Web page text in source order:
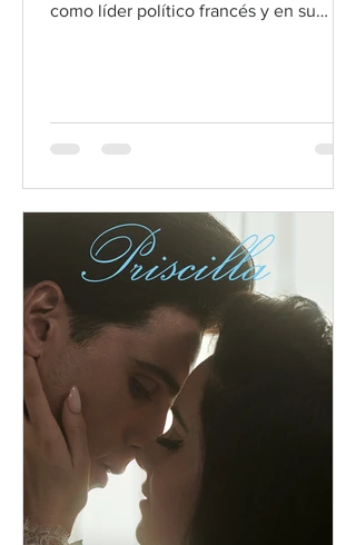
como líder político francés y en su